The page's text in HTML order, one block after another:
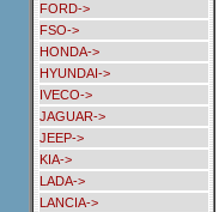
FORD->
FSO->
HONDA->
HYUNDAI->
IVECO->
JAGUAR->
JEEP->
KIA->
LADA->
LANCIA->